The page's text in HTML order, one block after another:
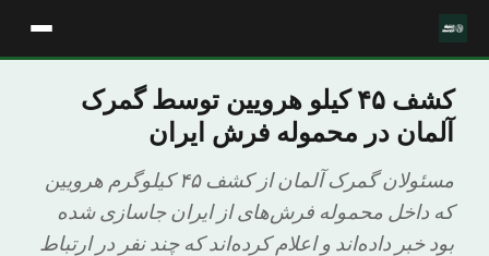
کشف ۴۵ کیلو هرویین توسط گمرک
آلمان در محموله فرش ایران
مسئولان گمرک آلمان از کشف ۴۵ کیلوگرم هرویین
که داخل محموله فرش‌های از ایران جاسازی شده
بود خبر داده‌اند و اعلام کرده‌اند که چند نفر در ارتباط